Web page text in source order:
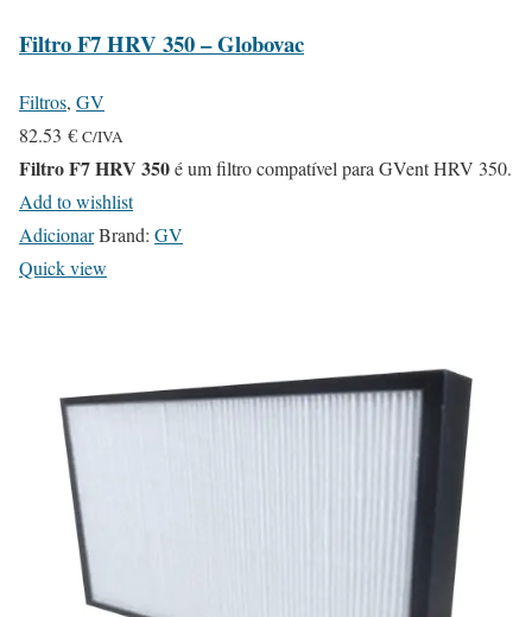
Filtro F7 HRV 350 – Globovac
Filtros, GV
82.53 € C/IVA
Filtro F7 HRV 350é um filtro compatível para GVent HRV 350.
Add to wishlist
AdicionarBrand: GV
Quick view